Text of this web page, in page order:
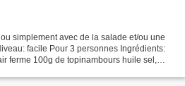
simplement avec de la salade et/ou une
facile Pour 3 personnes Ingrédients:
ferme 100g de topinambours huile sel,